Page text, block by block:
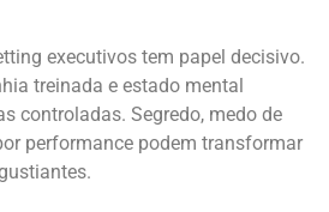
executivos tem papel decisivo.
treinada e estado mental
controladas. Segredo, medo de
performance podem transformar